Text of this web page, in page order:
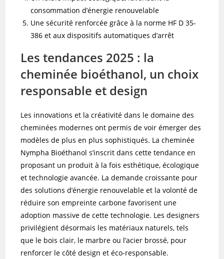
consommation d’énergie renouvelable
Une sécurité renforcée grâce à la norme HF D 35-
386 et aux dispositifs automatiques d’arrêt
Les tendances 2025 : la
cheminée bioéthanol, un choix
responsable et design
Les innovations et la créativité dans le domaine des
cheminées modernes ont permis de voir émerger des
modèles de plus en plus sophistiqués. La cheminée
Nympha Bioéthanol s’inscrit dans cette tendance en
proposant un produit à la fois esthétique, écologique
et technologie avancée. La demande croissante pour
des solutions d’énergie renouvelable et la volonté de
réduire son empreinte carbone favorisent une
adoption massive de cette technologie. Les designers
privilégient désormais les matériaux naturels, tels
que le bois clair, le marbre ou l’acier brossé, pour
renforcer le côté design et éco-responsable.